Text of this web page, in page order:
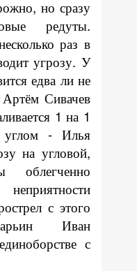
но сразу
редуты.
раз в
угрозу. У
едва ли не
Артём Сивачев
1 на 1
- Илья
на угловой,
с этого
Иван
с